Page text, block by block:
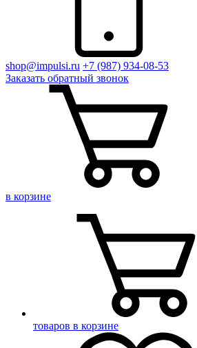
shop@impulsi.ru +7 (987) 934-08-53
Заказать обратный звонок
в корзине
товаров в корзине